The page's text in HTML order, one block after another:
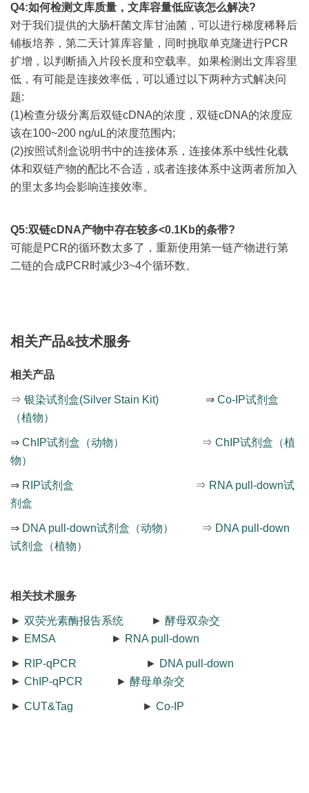
Q4:如何检测文库质量，文库容量低应该怎么解决?
对于我们提供的大肠杆菌文库甘油菌，可以进行梯度稀释后
铺板培养，第二天计算库容量，同时挑取单克隆进行PCR
扩增，以判断插入片段长度和空载率。如果检测出文库容里
低，有可能是连接效率低，可以通过以下两种方式解决问
题:
(1)检查分级分离后双链cDNA的浓度，双链cDNA的浓度应
该在100~200 ng/uL的浓度范围内;
(2)按照试剂盒说明书中的连接体系，连接体系中线性化载
体和双链产物的配比不合适，或者连接体系中这两者所加入
的里太多均会影响连接效率。
Q5:双链cDNA产物中存在较多<0.1Kb的条带?
可能是PCR的循环数太多了，重新使用第一链产物进行第
二链的合成PCR时减少3~4个循环数。
相关产品&技术服务
相关产品
⇒ 银染试剂盒(Silver Stain Kit) ⇒ Co-IP试剂盒
（植物）
⇒ ChIP试剂盒（动物） ⇒ ChIP试剂盒（植
物）
⇒ RIP试剂盒 ⇒ RNA pull-down试
剂盒
⇒ DNA pull-down试剂盒（动物） ⇒ DNA pull-down
试剂盒（植物）
相关技术服务
► 双荧光素酶报告系统 ► 酵母双杂交
► EMSA ► RNA pull-down
► RIP-qPCR ► DNA pull-down
► ChIP-qPCR ► 酵母单杂交
► CUT&Tag ► Co-IP